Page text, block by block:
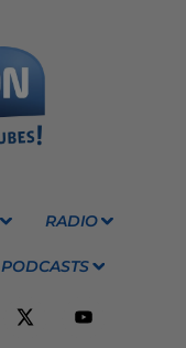
RADIO
PODCASTS